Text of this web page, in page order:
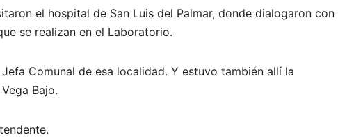
el hospital de San Luis del Palmar, donde dialogaron con
se realizan en el Laboratorio.
Comunal de esa localidad. Y estuvo también allí la
Bajo.